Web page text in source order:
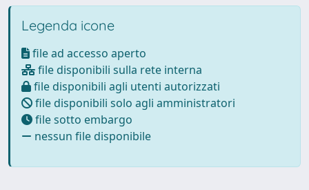
Legenda icone
file ad accesso aperto
file disponibili sulla rete interna
file disponibili agli utenti autorizzati
file disponibili solo agli amministratori
file sotto embargo
nessun file disponibile